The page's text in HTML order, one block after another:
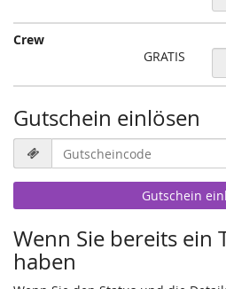
Crew
GRATIS
Gutschein einlösen
Gutscheincode
erforderlich
Gutschein
Wenn Sie bereits ein
haben